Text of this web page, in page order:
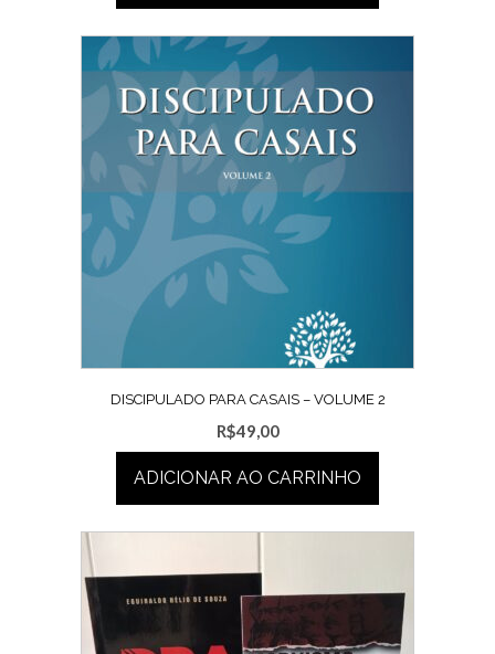
DISCIPULADO PARA CASAIS – VOLUME 2
R$49,00
ADICIONAR AO CARRINHO